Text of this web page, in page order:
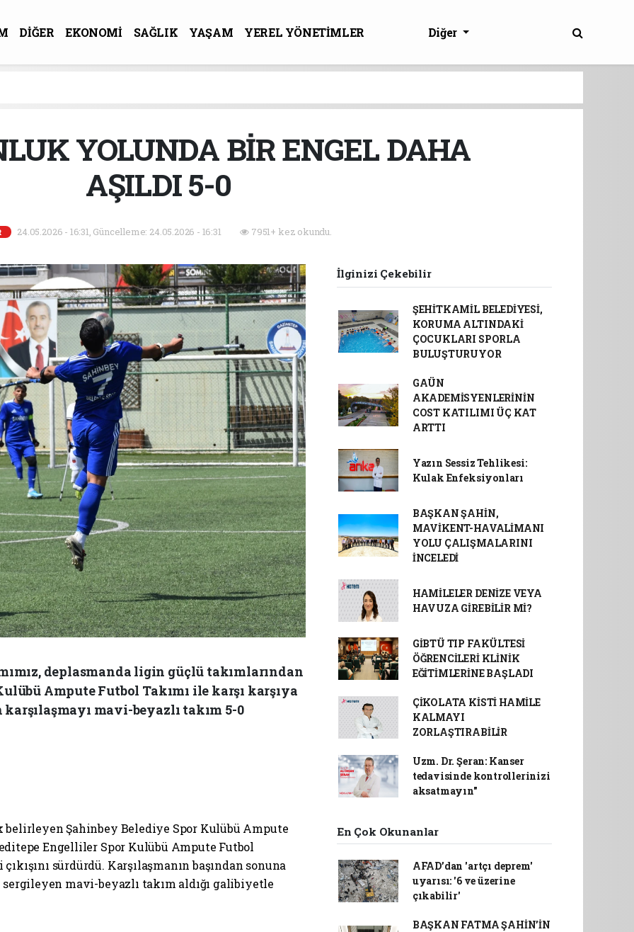
DİĞER EKONOMİ SAĞLIK YAŞAM
YEREL YÖNETİMLER
Diğer
YOLUNDA BİR ENGEL DAHA
AŞILDI 5-0
24.05.2026 - 16:31, Güncelleme: 24.05.2026 - 16:31 7951+ kez okundu.
deplasmanda ligin güçlü takımlarından
Ampute Futbol Takımı ile karşı karşıya
mavi-beyazlı takım 5-0
Şahinbey Belediye Spor Kulübü Ampute
Engelliler Spor Kulübü Ampute Futbol
sürdürdü. Karşılaşmanın başından sonuna
mavi-beyazlı takım aldığı galibiyetle
İlginizi Çekebilir
ŞEHİTKAMİL BELEDİYESİ,
KORUMA ALTINDAKİ
ÇOCUKLARI SPORLA
BULUŞTURUYOR
GAÜN
AKADEMİSYENLERİNİN
COST KATILIMI ÜÇ KAT
ARTTI
Yazın Sessiz Tehlikesi:
Kulak Enfeksiyonları
BAŞKAN ŞAHİN,
MAVİKENT-HAVALİMANI
YOLU ÇALIŞMALARINI
İNCELEDİ
HAMİLELER DENİZE VEYA
HAVUZA GİREBİLİR Mİ?
GİBTÜ TIP FAKÜLTESİ
ÖĞRENCİLERİ KLİNİK
EĞİTİMLERİNE BAŞLADI
ÇİKOLATA KİSTİ HAMİLE
KALMAYI
ZORLAŞTIRABİLİR
Uzm. Dr. Şeran: Kanser
tedavisinde kontrollerinizi
aksatmayın"
En Çok Okunanlar
AFAD’dan 'artçı deprem'
uyarısı: '6 ve üzerine
çıkabilir'
BAŞKAN FATMA ŞAHİN’İN